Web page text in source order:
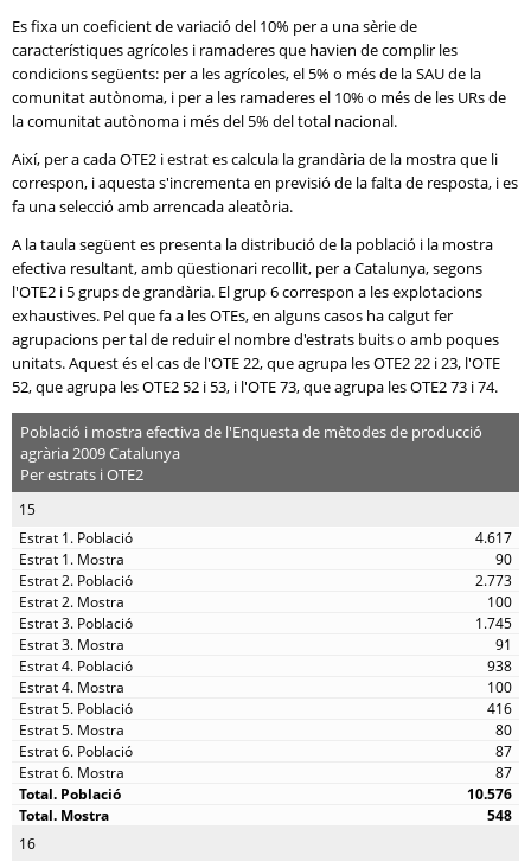
Es fixa un coeficient de variació del 10% per a una sèrie de
característiques agrícoles i ramaderes que havien de complir les
condicions següents: per a les agrícoles, el 5% o més de la SAU de la
comunitat autònoma, i per a les ramaderes el 10% o més de les URs de
la comunitat autònoma i més del 5% del total nacional.
Així, per a cada OTE2 i estrat es calcula la grandària de la mostra que li
correspon, i aquesta s'incrementa en previsió de la falta de resposta, i es
fa una selecció amb arrencada aleatòria.
A la taula següent es presenta la distribució de la població i la mostra
efectiva resultant, amb qüestionari recollit, per a Catalunya, segons
l'OTE2 i 5 grups de grandària. El grup 6 correspon a les explotacions
exhaustives. Pel que fa a les OTEs, en alguns casos ha calgut fer
agrupacions per tal de reduir el nombre d'estrats buits o amb poques
unitats. Aquest és el cas de l'OTE 22, que agrupa les OTE2 22 i 23, l'OTE
52, que agrupa les OTE2 52 i 53, i l'OTE 73, que agrupa les OTE2 73 i 74.
Població i mostra efectiva de l'Enquesta de mètodes de producció
agrària 2009 Catalunya
Per estrats i OTE2
15
4.617
90
2.773
100
1.745
91
938
100
416
80
87
87
10.576
548
16